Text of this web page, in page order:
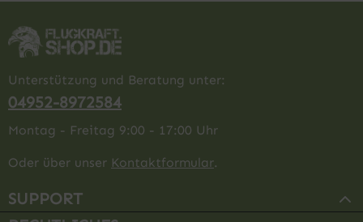
Unterstützung und Beratung unter:
04952-8972584
Montag - Freitag 9:00 - 17:00 Uhr
Oder über unser Kontaktformular.
SUPPORT